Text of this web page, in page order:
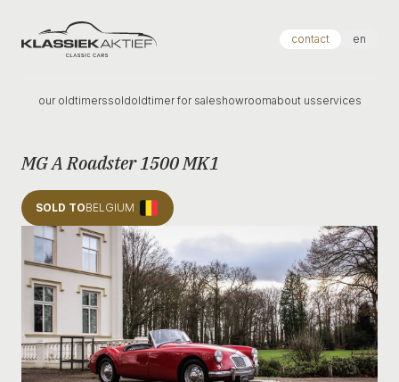
Klassiek Aktief contact en
our oldtimerssoldoldtimer for saleshowroomabout usservices
MG A Roadster 1500 MK1
SOLD TOBELGIUM